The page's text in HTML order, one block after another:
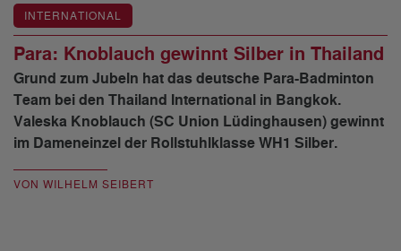
INTERNATIONAL
Para: Knoblauch gewinnt Silber in Thailand
Grund zum Jubeln hat das deutsche Para-Badminton
Team bei den Thailand International in Bangkok.
Valeska Knoblauch (SC Union Lüdinghausen) gewinnt
im Dameneinzel der Rollstuhlklasse WH1 Silber.
VON WILHELM SEIBERT